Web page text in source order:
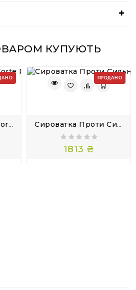
КУПУЮТЬ
Шампунь Bioxcin Forte Рослинний Шампунь Проти Інтенсивного Випадання Волосся 300мл
ПРОДАНО
Сироватка Проти Сильного Випадання Волосся Біоксин Bioxcin DermaGen Forte
1813 ₴